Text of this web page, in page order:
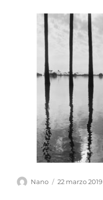
Autor
Nano
Publicado
22 marzo 2019